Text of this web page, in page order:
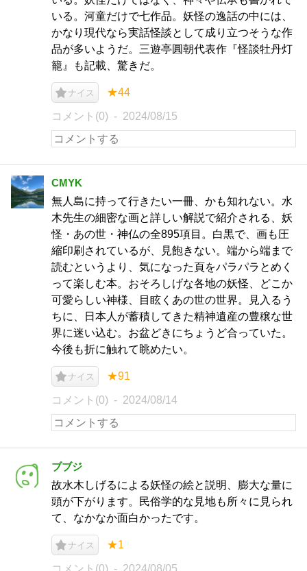
いる。河童だけで七作品。妖怪の逸話の中には、
かなり現代なら実話怪談として成り立つそうな作
品が多いようだ。三遊亭圓朝代表作『怪談牡丹灯
籠』も記載、驚きだ。
ナイス ★44
コメント(0) 2024/08/15
CMYK
無人島に持って行きたい一冊、かも知れない。水
木先生の細密な画と詳しい解説で紹介される、妖
怪・あの世・神仏の全895項目。白黒で、画も圧
縮印刷されているが、見飽きない。端から端まで
読むというより、気になった頁をパラパラとめく
って楽しむ本。おそろしげな各地の妖怪、どこか
可愛らしい神様、目眩くあの世の世界。見入るう
ちに、日本人が蓄積してきた精神遺産の豊穣な世
界に迷い込む。お盆どきにちょうど合っていた。
今後も折に触れて眺めたい。
ナイス ★91
コメント(0) 2024/08/14
ブブジ
故水木しげるによる妖怪の絵と説明、膨大な量に
頭が下がります。民俗学的な見地も所々に見られ
て、なかなか面白かったです。
ナイス ★1
コメント(0) 2024/08/05